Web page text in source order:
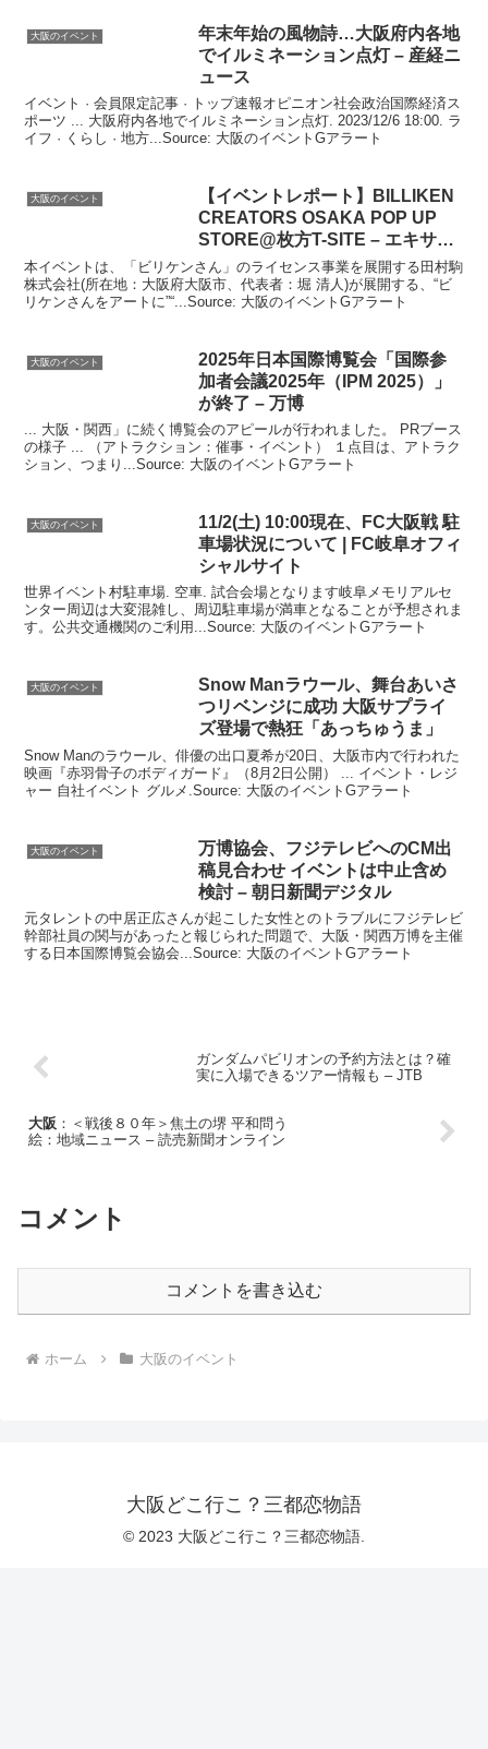
大阪のイベント 年末年始の風物詩…大阪府内各地
でイルミネーション点灯 – 産経ニ
ュース
イベント · 会員限定記事 · トップ速報オピニオン社会政治国際経済ス
ポーツ ... 大阪府内各地でイルミネーション点灯. 2023/12/6 18:00. ラ
イフ · くらし · 地方...Source: 大阪のイベントGアラート
大阪のイベント 【イベント レポート】BILLIKEN
CREATORS OSAKA POP UP
STORE@枚方T-SITE – エキサイ
ト
本イベントは、「ビリケンさん」のライセンス事業を展開する田村駒
株式会社(所在地：大阪府大阪市、代表者：堀 清人)が展開する、“ビ
リケンさんをアートに”“...Source: 大阪のイベントGアラート
大阪のイベント
2025年日本国際博覧会「国際参
加者会議2025年（IPM 2025）」
が終了 – 万博
... 大阪・関西」に続く博覧会のアピールが行われました。 PRブース
の様子 ... （アトラクション：催事・イベント） １点目は、アトラク
ション、つまり...Source: 大阪のイベントGアラート
大阪のイベント 11/2(土) 10:00現在、FC大阪戦 駐
車場状況について | FC岐阜オフィ
シャルサイト
世界イベント村駐車場. 空車. 試合会場となります岐阜メモリアルセ
ンター周辺は大変混雑し、周辺駐車場が満車となることが予想されま
す。公共交通機関のご利用...Source: 大阪のイベントGアラート
大阪のイベント
Snow Manラウール、舞台あいさ
つリベンジに成功 大阪サプライ
ズ登場で熱狂「あっちゅうま」
Snow Manのラウール、俳優の出口夏希が20日、大阪市内で行われた
映画『赤羽骨子のボディガード』（8月2日公開） ... イベント・レジ
ャー 自社イベント グルメ.Source: 大阪のイベントGアラート
大阪のイベント
万博協会、フジテレビへのCM出
稿見合わせ イベント は中止含め
検討 – 朝日新聞デジタル
元タレントの中居正広さんが起こした女性とのトラブルにフジテレビ
幹部社員の関与があったと報じられた問題で、大阪・関西万博を主催
する日本国際博覧会協会...Source: 大阪のイベントGアラート
ガンダムパビリオンの予約方法とは？確
実に入場できるツアー情報も – JTB
大阪 ：＜戦後８０年＞焦土の堺 平和問う
絵：地域ニュース – 読売新聞オンライン
コメント
コメントを書き込む
ホーム 大阪のイベント
大阪どこ行こ？三都恋物語
© 2023 大阪どこ行こ？三都恋物語.